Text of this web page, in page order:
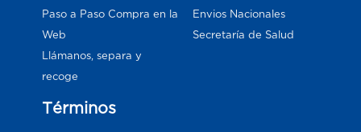
Paso a Paso Compra en la
Web
Llámanos, separa y
recoge
Envios Nacionales
Secretaría de Salud
Términos